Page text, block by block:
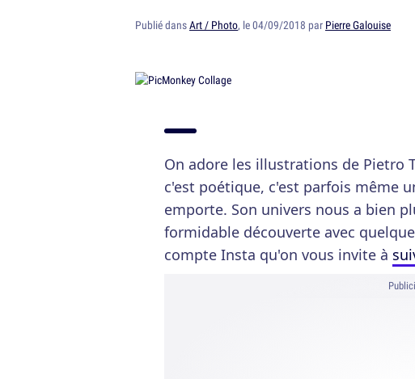
Publié dansArt / Photo, le 04/09/2018 par Pierre Galouise
On adore les illustrations de Pietro
c'est poétique, c'est parfois même
emporte. Son univers nous a bien
formidable découverte avec
compte Insta qu'on vous invite à